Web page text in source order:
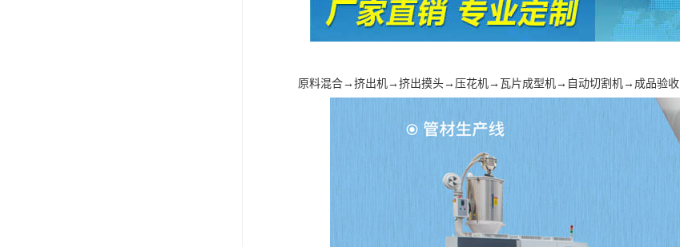
原料混合→挤出机→挤出摸头→压花机→瓦片成型机→自动切割机→成品验收